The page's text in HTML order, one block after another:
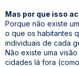
Mas por que isso
Porque não existe
o que os habitantes
individuais de cada
Não existe uma
cidades lá fora